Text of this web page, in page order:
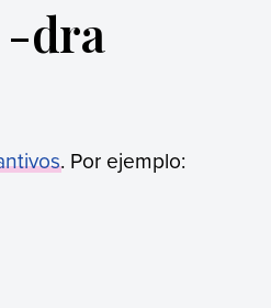
-dra
. Por ejemplo: